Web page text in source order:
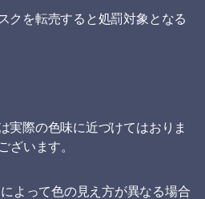
を転売すると処罰対象となる
実際の色味に近づけてはおりま
ざいます。
よって色の見え方が異なる場合